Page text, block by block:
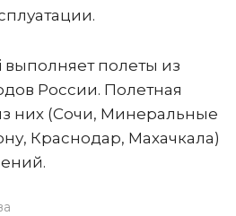
полеты из
России. Полетная
них (Сочи, Минеральные
Краснодар, Махачкала)